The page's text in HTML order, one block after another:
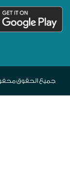
جميع الحقوق محفوظة © 2026 - جامعة آزال